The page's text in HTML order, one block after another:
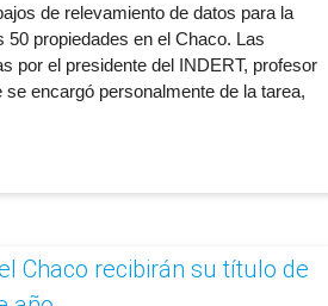
de relevamiento de datos para la
50 propiedades en el Chaco. Las
por el presidente del INDERT, profesor
encargó personalmente de la tarea,
Chaco recibirán su título de